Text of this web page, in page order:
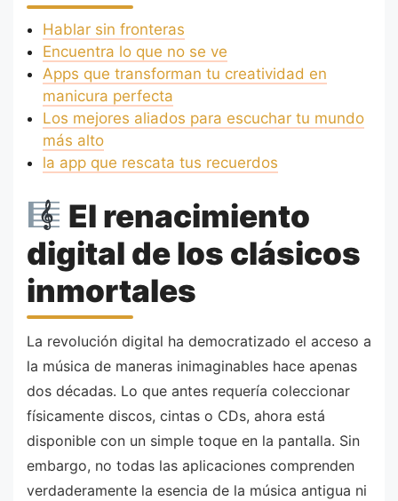
Hablar sin fronteras
Encuentra lo que no se ve
Apps que transforman tu creatividad en
manicura perfecta
Los mejores aliados para escuchar tu mundo
más alto
la app que rescata tus recuerdos
El renacimiento
digital de los clásicos
inmortales
La revolución digital ha democratizado el acceso a
la música de maneras inimaginables hace apenas
dos décadas. Lo que antes requería coleccionar
físicamente discos, cintas o CDs, ahora está
disponible con un simple toque en la pantalla. Sin
embargo, no todas las aplicaciones comprenden
verdaderamente la esencia de la música antigua ni